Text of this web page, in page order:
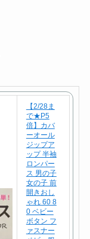
【2/28ま
で★P5
倍】カバ
ーオール
ジップア
ップ 半袖
ロンパー
ス 男の子
女の子 前
開きおし
ゃれ 60 8
0 ベビー
ボタン フ
ァスナー